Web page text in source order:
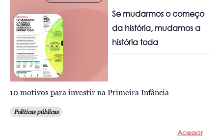
Se mudarmos o começo
da história, mudamos a
história toda
10 motivos para investir na Primeira Infância
Políticas públicas
Acessar